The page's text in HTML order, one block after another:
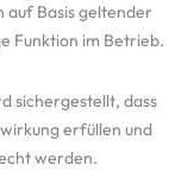
auf Basis geltender
Funktion im Betrieb.
sichergestellt, dass
erfüllen und
werden.